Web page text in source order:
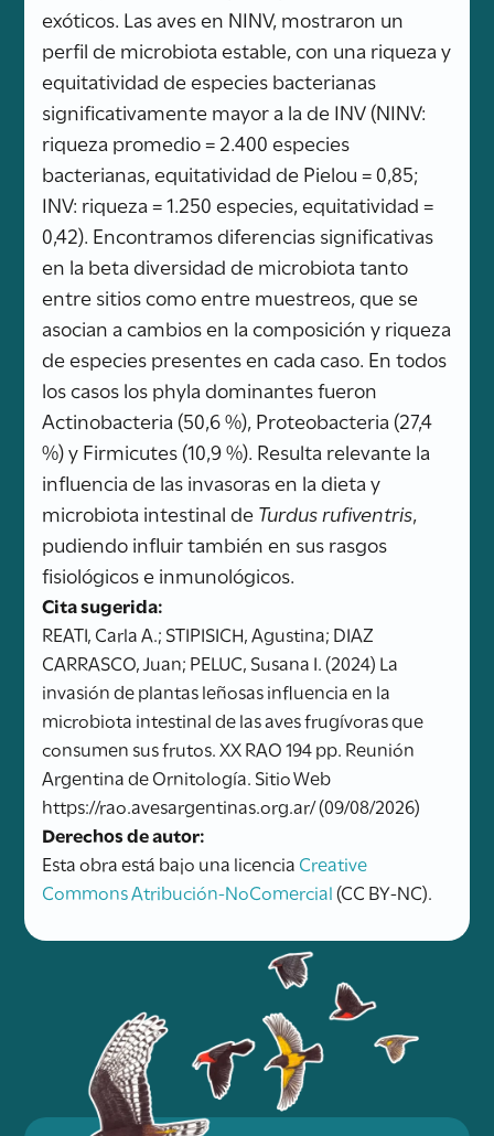
exóticos. Las aves en NINV, mostraron un
perfil de microbiota estable, con una riqueza y
equitatividad de especies bacterianas
significativamente mayor a la de INV (NINV:
riqueza promedio = 2.400 especies
bacterianas, equitatividad de Pielou = 0,85;
INV: riqueza = 1.250 especies, equitatividad =
0,42). Encontramos diferencias significativas
en la beta diversidad de microbiota tanto
entre sitios como entre muestreos, que se
asocian a cambios en la composición y riqueza
de especies presentes en cada caso. En todos
los casos los phyla dominantes fueron
Actinobacteria (50,6 %), Proteobacteria (27,4
%) y Firmicutes (10,9 %). Resulta relevante la
influencia de las invasoras en la dieta y
microbiota intestinal deTurdus rufiventris,
pudiendo influir también en sus rasgos
fisiológicos e inmunológicos.
Cita sugerida:
REATI, Carla A.; STIPISICH, Agustina; DIAZ
CARRASCO, Juan; PELUC, Susana I. (2024) La
invasión de plantas leñosas influencia en la
microbiota intestinal de las aves frugívoras que
consumen sus frutos. XX RAO 194 pp. Reunión
Argentina de Ornitología. Sitio Web
https://rao.avesargentinas.org.ar/ (09/08/2026)
Derechos de autor:
Esta obra está bajo una licencia Creative
Commons Atribución-NoComercial(CC BY-NC).